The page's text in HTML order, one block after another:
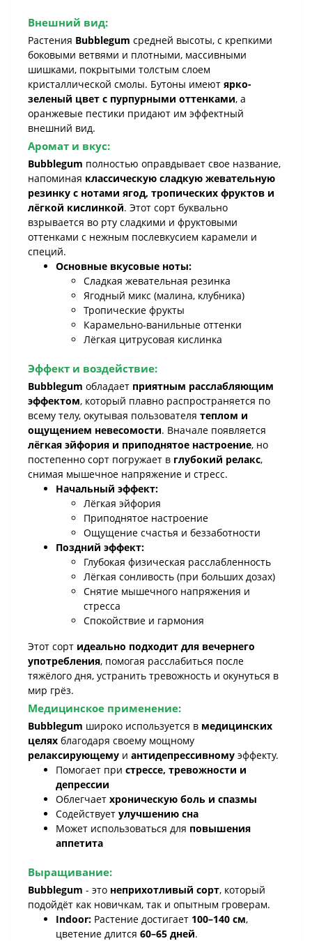
Внешний вид:
Растения Bubblegum средней высоты, с крепкими
боковыми ветвями и плотными, массивными
шишками, покрытыми толстым слоем
кристаллической смолы. Бутоны имеют ярко-
зеленый цвет с пурпурными оттенками, а
оранжевые пестики придают им эффектный
внешний вид.
Аромат и вкус:
Bubblegum полностью оправдывает свое название,
напоминая классическую сладкую жевательную
резинку с нотами ягод, тропических фруктов и
лёгкой кислинкой. Этот сорт буквально
взрывается во рту сладкими и фруктовыми
оттенками с нежным послевкусием карамели и
специй.
Основные вкусовые ноты:
Сладкая жевательная резинка
Ягодный микс (малина, клубника)
Тропические фрукты
Карамельно-ванильные оттенки
Лёгкая цитрусовая кислинка
Эффект и воздействие:
Bubblegum обладает приятным расслабляющим
эффектом, который плавно распространяется по
всему телу, окутывая пользователя теплом и
ощущением невесомости. Вначале появляется
лёгкая эйфория и приподнятое настроение, но
постепенно сорт погружает в глубокий релакс,
снимая мышечное напряжение и стресс.
Начальный эффект:
Лёгкая эйфория
Приподнятое настроение
Ощущение счастья и беззаботности
Поздний эффект:
Глубокая физическая расслабленность
Лёгкая сонливость (при больших дозах)
Снятие мышечного напряжения и
стресса
Спокойствие и гармония
Этот сорт идеально подходит для вечернего
употребления, помогая расслабиться после
тяжёлого дня, устранить тревожность и окунуться в
мир грёз.
Медицинское применение:
Bubblegum широко используется в медицинских
целях благодаря своему мощному
релаксирующему и антидепрессивному эффекту.
Помогает при стрессе, тревожности и
депрессии
Облегчает хроническую боль и спазмы
Содействует улучшению сна
Может использоваться для повышения
аппетита
Выращивание:
Bubblegum - это неприхотливый сорт, который
подойдёт как новичкам, так и опытным гроверам.
Indoor: Растение достигает 100–140 см,
цветение длится 60–65 дней.